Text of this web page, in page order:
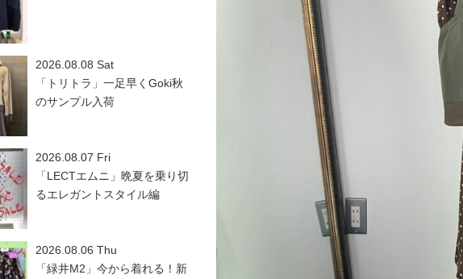
2026.08.08 Sat
「トリトラ」一足早くGoki秋
のサンプル入荷
2026.08.07 Fri
「LECTエムニ」晩夏を乗り切
るエレガントスタイル編
2026.08.06 Thu
「緑井M2」今から着れる！新